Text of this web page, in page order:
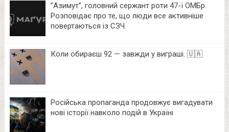
⁨”Азимут”, головний сержант роти 47-ї ОМБр.
Розповідає про те, що люди все активніше
повертаються із СЗЧ.
Коли обираєш 92 — завжди у виграші. 🇺🇦
Російська пропаганда продовжує вигадувати
нові історії навколо подій в Україні